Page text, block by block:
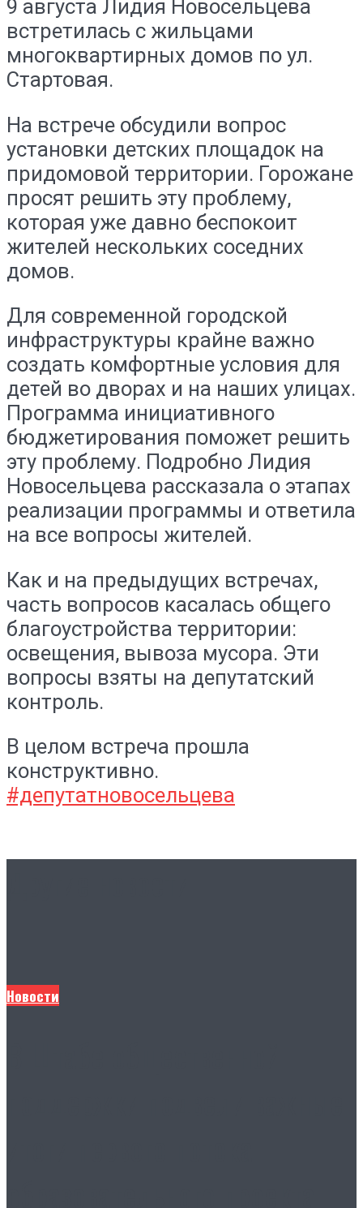
9 августа Лидия Новосельцева
встретилась c жильцами
многоквартирных домов по ул.
Стартовая.
На встрече обсудили вопрос
установки детских площадок на
придомовой территории. Горожане
просят решить эту проблему,
которая уже давно беспокоит
жителей нескольких соседних
домов.
Для современной городской
инфраструктуры крайне важно
создать комфортные условия для
детей во дворах и на наших улицах.
Программа инициативного
бюджетирования поможет решить
эту проблему. Подробно Лидия
Новосельцева рассказала о этапах
реализации программы и ответила
на все вопросы жителей.
Как и на предыдущих встречах,
часть вопросов касалась общего
благоустройства территории:
освещения, вывоза мусора. Эти
вопросы взяты на депутатский
контроль.
В целом встреча прошла
конструктивно.
#депутатновосельцева
Новости